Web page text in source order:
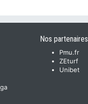
Nos partenaires
Pmu.fr
ZEturf
Unibet